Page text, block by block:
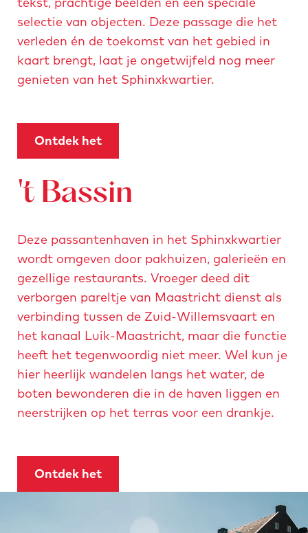
s
s
o
-
r
o
w
e
n
a
k
s
o
n
-
r
o
w
e
n
a
2
r
t
i
e
r
m
i
s
o
-
r
o
w
e
n
a
o
n
-
r
o
selectie van objecten. Deze passage die het
verleden én de toekomst van het gebied in
kaart brengt, laat je ongetwijfeld nog meer
genieten van het Sphinxkwartier.
Ontdek het
't Bassin
Deze passantenhaven in het Sphinxkwartier
wordt omgeven door pakhuizen, galerieën en
gezellige restaurants. Vroeger deed dit
verborgen pareltje van Maastricht dienst als
verbinding tussen de Zuid-Willemsvaart en
het kanaal Luik-Maastricht, maar die functie
heeft het tegenwoordig niet meer. Wel kun je
hier heerlijk wandelen langs het water, de
boten bewonderen die in de haven liggen en
neerstrijken op het terras voor een drankje.
Ontdek het